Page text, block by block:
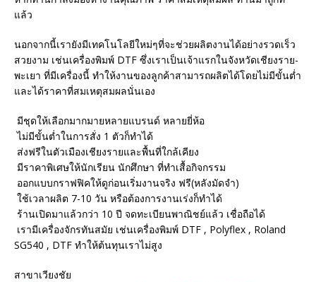
แล้ว
นอกจากนี้เรายังมีเทคโนโลยีใหม่ๆที่จะช่วยผลิตงานได้อย่างรวดเร็ว
สวยงาม เช่นเครื่องพิมพ์ DTF ซึ่งเราเป็นเจ้าแรกในจังหวัดเชียงราย-
พะเยา ที่มีเครื่องนี้ ทำให้งานของลูกค้าสามารถผลิตได้โดยไม่มีขั้นต่ำ
และได้ราคาที่สมเหตุสมผลนั่นเอง
มีชุดให้เลือกมากมายหลายแบรนด์ หลายยี่ห้อ
ไม่มีขั้นต่ำในการสั่ง 1 ตัวก็ทำได้
ส่งฟรีในตัวเมืองเชียงรายและพื้นที่ใกล้เคียง
มีราคาพิเศษให้นักเรียน นักศึกษา ที่ทำเสื้อกิจกรรม
ออกแบบกราฟฟิคให้ดูก่อนเริ่มงานจริง ฟรี(หลังมัดจำ)
ใช้เวลาผลิต 7-10 วัน หรือต้องการงานเร่งก็ทำได้
ร้านเปิดมาแล้วกว่า 10 ปี จดทะเบียนพาณิชย์แล้ว เชื่อถือได้
เรามีเครื่องจักรทันสมัย เช่นเครื่องพิมพ์ DTF , Polyflex , Roland
SG540 , DTF ทำให้ต้นทุนเราไม่สูง
สาขาเวียงชัย